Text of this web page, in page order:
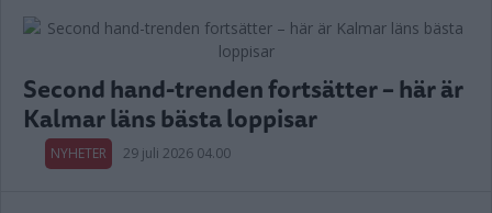
Second hand-trenden fortsätter – här är
Kalmar läns bästa loppisar
NYHETER 29 juli 2026 04.00